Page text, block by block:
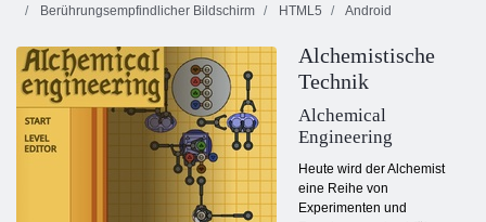
Berührungsempfindlicher Bildschirm
HTML5 Android
Alchemistische
Technik
Alchemical
Engineering
Heute wird der Alchemist
eine Reihe von
Experimenten und